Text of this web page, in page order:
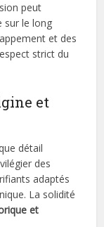
peut
sur le long
et des
strict du
et
détail
des
adaptés
La solidité
et